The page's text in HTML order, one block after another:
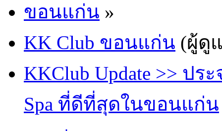
ขอนแก่น »
KK Club ขอนแก่น (ผู้ดู
KKClub Update >> ปร
Spa ที่ดีที่สุดในขอนแก่น